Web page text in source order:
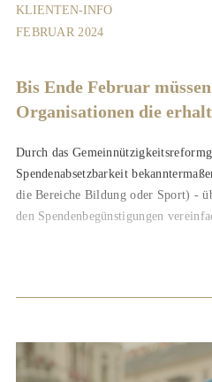
KLIENTEN-INFO
FEBRUAR 2024
Bis Ende Februar
Organisationen die
Durch das
Spendenabsetzbarkeit
die Bereiche Bildung oder Sport) -
den Spendenbegünstigungen